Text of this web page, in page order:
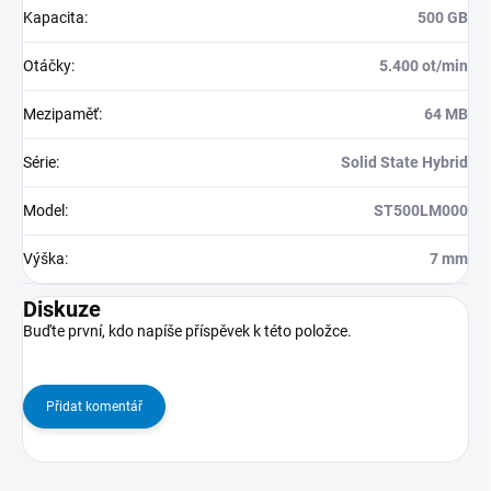
Kapacita: 500 GB
Otáčky: 5.400 ot/min
Mezipaměť: 64 MB
Série: Solid State Hybrid
Model : ST500LM000
Výška: 7 mm
Diskuze
Buďte první, kdo napíše příspěvek k této položce.
Přidat komentář